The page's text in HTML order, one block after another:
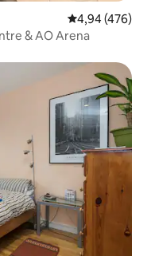
Średnia
4,94 (476)
& AO Arena